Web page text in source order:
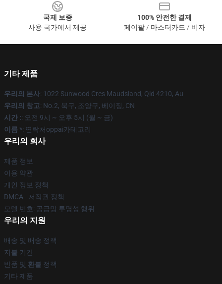
국제 보증
사용 국가에서 제공
100% 안전한 결제
페이팔 / 마스터카드 / 비자
기타 제품
우리의 본사: 1022 Sunwood Cres Maudsland, Qld 4210, Au
우리의 창고: No.2, 북구, 조양구, 베이징, CN
시간 :: 오전 9시 ~ 오후 5시 (월 ~ 금)
이름 *: 연락처oppai카테고리
우리의 회사
제품 정보
이용 약관
개인 정보 정책
DMCA - 저작권 정책
모델 번호: 공급망 투명성 행위
우리의 지원
배송 및 배송 정책
지불 기간
반품 및 환불 정책
기타 제품